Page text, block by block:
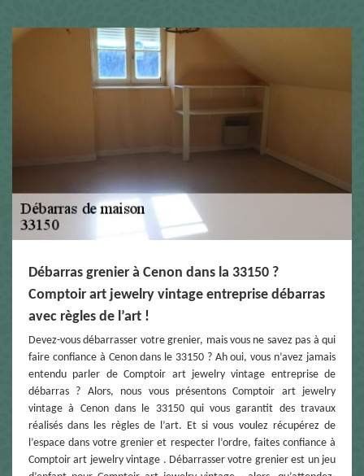
Débarras grenier à Cenon dans la 33150 ?
Comptoir art jewelry vintage entreprise débarras
avec règles de l’art !
Devez-vous débarrasser votre grenier, mais vous ne savez pas à qui
faire confiance à Cenon dans le 33150 ? Ah oui, vous n’avez jamais
entendu parler de Comptoir art jewelry vintage entreprise de
débarras ? Alors, nous vous présentons Comptoir art jewelry
vintage à Cenon dans le 33150 qui vous garantit des travaux
réalisés dans les règles de l’art. Et si vous voulez récupérez de
l’espace dans votre grenier et respecter l’ordre, faites confiance à
Comptoir art jewelry vintage . Débarrasser votre grenier est un jeu